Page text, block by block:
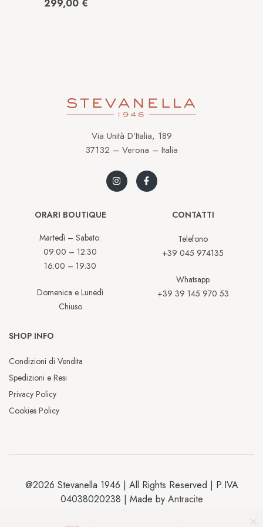
82D
299,00 €
Via Unità D’Italia, 189
37132 – Verona – Italia
ORARI BOUTIQUE
Martedì – Sabato:
09:00 – 12:30
16:00 – 19:30
Domenica e Lunedì
Chiuso
CONTATTI
Telefono
+39 045 974135
Whatsapp
+39 39 145 970 53
SHOP INFO
Condizioni di Vendita
Spedizioni e Resi
Privacy Policy
Cookies Policy
@2026 Stevanella 1946 | All Rights Reserved | P.IVA
04038020238 | Made by Antracite